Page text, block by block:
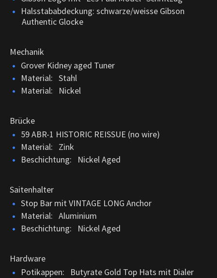
Halsstababdeckung: schwarze/weisse Gibson
Authentic Glocke
Mechanik
Grover Kidney aged Tuner
Material: Stahl
Material: Nickel
Brücke
59 ABR-1 HISTORIC REISSUE (no wire)
Material: Zink
Beschichtung: Nickel Aged
Saitenhalter
Stop Bar mit VINTAGE LONG Anchor
Material: Aluminium
Beschichtung: Nickel Aged
Hardware
Potikappen: Butyrate Gold Top Hats mit Dialer